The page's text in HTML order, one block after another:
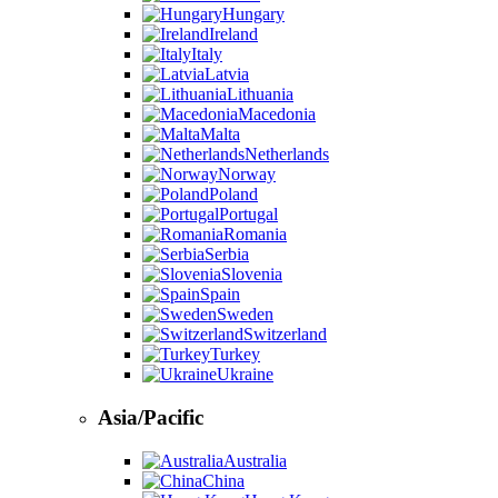
Hungary
Ireland
Italy
Latvia
Lithuania
Macedonia
Malta
Netherlands
Norway
Poland
Portugal
Romania
Serbia
Slovenia
Spain
Sweden
Switzerland
Turkey
Ukraine
Asia/Pacific
Australia
China